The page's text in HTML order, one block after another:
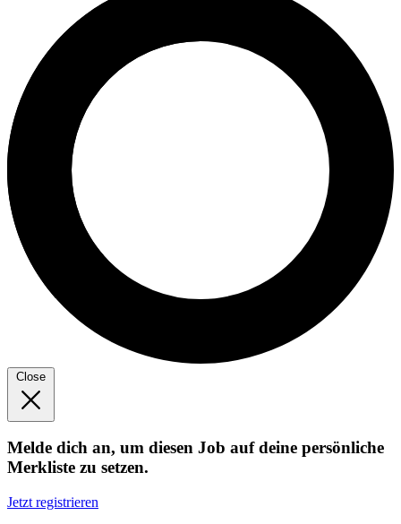
Close
Melde dich an, um diesen Job auf deine persönliche
Merkliste zu setzen.
Jetzt registrieren